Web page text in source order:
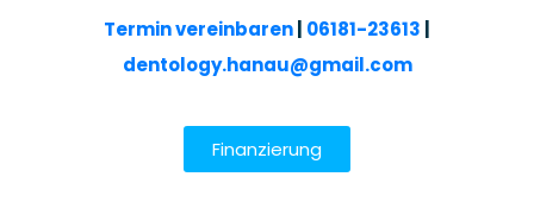
Termin vereinbaren 06181-23613
dentology.hanau@gmail.com
Finanzierung